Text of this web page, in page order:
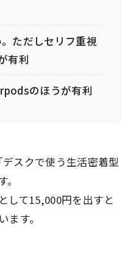
ただしセリフ重視
有利
のほうが有利
スクで使う生活密着型
して15,000円を出すと
す。